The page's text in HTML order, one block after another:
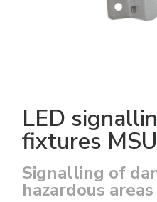
LED
fixtures
Signalling of
hazardous areas